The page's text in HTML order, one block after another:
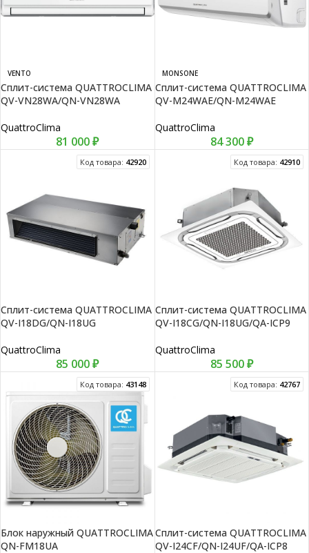
VENTO
Сплит-система QUATTROCLIMA
QV-VN28WA/QN-VN28WA
QuattroClima
81 000₽
MONSONE
Сплит-система QUATTROCLIMA
QV-M24WAE/QN-M24WAE
QuattroClima
84 300₽
Код товара: 42920
Сплит-система QUATTROCLIMA
QV-I18DG/QN-I18UG
QuattroClima
85 000₽
Код товара: 42910
Сплит-система QUATTROCLIMA
QV-I18CG/QN-I18UG/QA-ICP9
QuattroClima
85 500₽
Код товара: 43148
Блок наружный QUATTROCLIMA
QN-FM18UA
Код товара: 42767
Сплит-система QUATTROCLIMA
QV-I24CF/QN-I24UF/QA-ICP8